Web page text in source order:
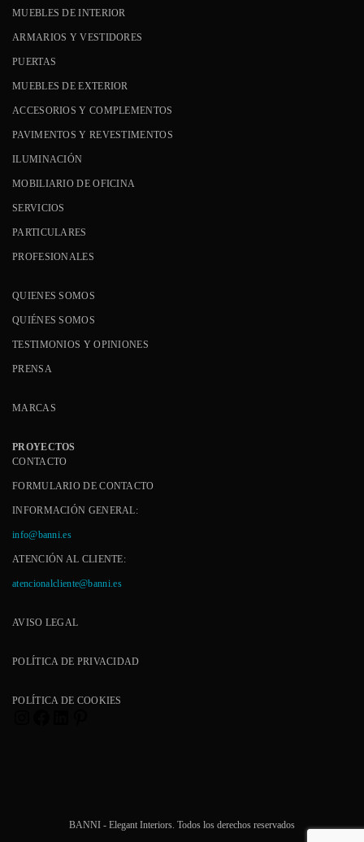
MUEBLES DE INTERIOR
ARMARIOS Y VESTIDORES
PUERTAS
MUEBLES DE EXTERIOR
ACCESORIOS Y COMPLEMENTOS
PAVIMENTOS Y REVESTIMENTOS
ILUMINACIÓN
MOBILIARIO DE OFICINA
SERVICIOS
PARTICULARES
PROFESIONALES
QUIENES SOMOS
QUIÉNES SOMOS
TESTIMONIOS Y OPINIONES
PRENSA
MARCAS
PROYECTOS
CONTACTO
FORMULARIO DE CONTACTO
INFORMACIÓN GENERAL:
info@banni.es
ATENCIÓN AL CLIENTE:
atencionalcliente@banni.es
AVISO LEGAL
POLÍTICA DE PRIVACIDAD
POLÍTICA DE COOKIES
BANNI - Elegant Interiors. Todos los derechos reservados